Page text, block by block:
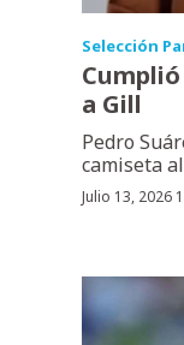
Selección
a Gill
Pedro
camiseta
Julio 13, 2026